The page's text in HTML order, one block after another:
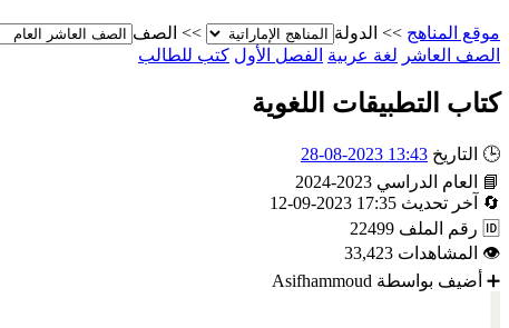
موقع المناهج >> الدولة >> الصف
الصف العاشر لغة عربية الفصل الأول كتب للطالب
كتاب التطبيقات اللغوية
🕒 التاريخ 13:43 2023-08-28
📘
العام الدراسي 2023-2024
🔄
آخر تحديث 17:35 2023-09-12
🆔 رقم الملف 22499
👁 المشاهدات 33,423
➕ أضيف بواسطة Asifhammoud